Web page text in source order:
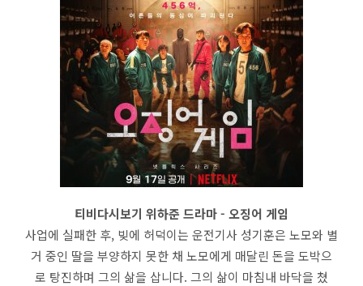
티비다시보기 위하준 드라마 - 오징어 게임
사업에 실패한 후, 빚에 허덕이는 운전기사 성기훈은 노모와 별
거 중인 딸을 부양하지 못한 채 노모에게 매달린 돈을 도박으
로 탕진하며 그의 삶을 삽니다. 그의 삶이 마침내 바닥을 쳤